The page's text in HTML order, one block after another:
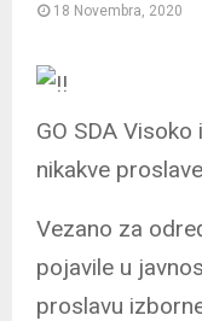
18 Novembra, 2020
GO SDA
nikakve proslave
Vezano za
pojavile u
proslavu